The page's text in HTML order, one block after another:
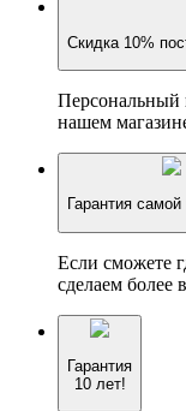
Скидка 10%
Персональный
нашем
Гарантия
Если сможете
сделаем более
Гарантия
10 лет!